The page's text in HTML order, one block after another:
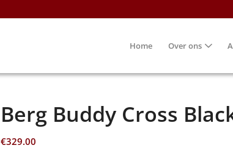
Home Over ons
Berg Buddy Cross
€329.00